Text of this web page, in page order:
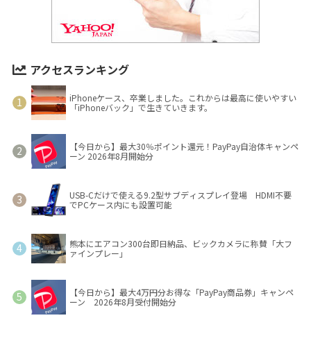
アクセスランキング
iPhoneケース、卒業しました。これからは最高に使いやすい
「iPhoneバック」で生きていきます。
【今日から】最大30％ポイント還元！PayPay自治体キャンペ
ーン 2026年8月開始分
USB-Cだけで使える9.2型サブディスプレイ登場 HDMI不要
でPCケース内にも設置可能
熊本にエアコン300台即日納品、ビックカメラに称賛「大フ
ァインプレー」
【今日から】最大4万円分お得な「PayPay商品券」キャンペ
ーン 2026年8月受付開始分